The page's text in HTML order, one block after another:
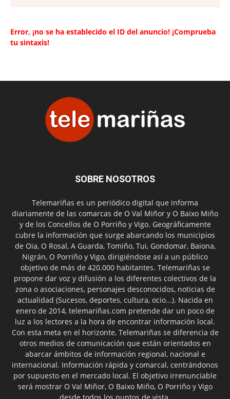
Error, ¡no se ha establecido el ID del anuncio! ¡Comprueba
tu sintaxis!
SOBRE NOSOTROS
Telemariñas es un periódico digital que informa
diariamente de las comarcas de O Val Miñor y O Baixo Miño
y de los Concellos de O Porriño y Vigo. Geográficamente
cubre la información que surge abarcando los municipios
de Oia, O Rosal, A Guarda, Tomiño, Tui, Gondomar, Baiona,
Nigrán, O Porriño y Vigo, dirigiéndose así a un público
objetivo de más de 420.000 habitantes. Telemariñas se
propone dar voz y difusión a los diferentes colectivos de la
zona o asociaciones, personajes desconocidos, noticias de
actualidad (Sucesos, deportes, cultura, ocio...). Nacida en
enero de 2014, telemariñas.com pretende dar un poco de
luz a los lectores a la hora de encontrar información local.
Con esta meta en el horizonte, Telemariñas se diferencia de
otros medios de comunicación que están orientados en
abarcar ámbitos de información regional, nacional e
internacional. Información rápida y comarcal, centrándonos
por supuesto en el mercado local. El objetivo irrenunciable
será mostrar O Val Miñor, O Baixo Miño, O Porriño y Vigo